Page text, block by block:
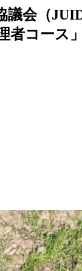
議会（
者コース